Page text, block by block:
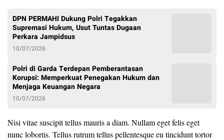
DPN PERMAHI Dukung Polri Tegakkan
Supremasi Hukum, Usut Tuntas Dugaan
Perkara Jampidsus
10/07/2026
Polri di Garda Terdepan Pemberantasan
Korupsi: Memperkuat Penegakan Hukum dan
Menjaga Keuangan Negara
10/07/2026
Nisi vitae suscipit tellus mauris a diam. Nullam eget felis eget
nunc lobortis. Tellus rutrum tellus pellentesque eu tincidunt tortor